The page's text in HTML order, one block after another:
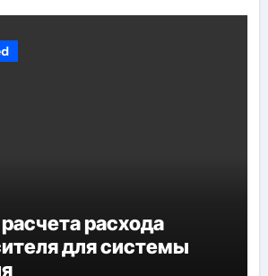
расхода
для системы